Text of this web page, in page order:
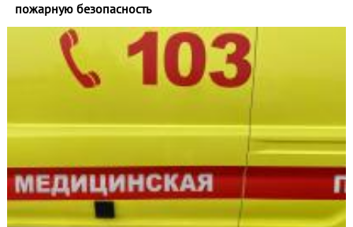
пожарную безопасность